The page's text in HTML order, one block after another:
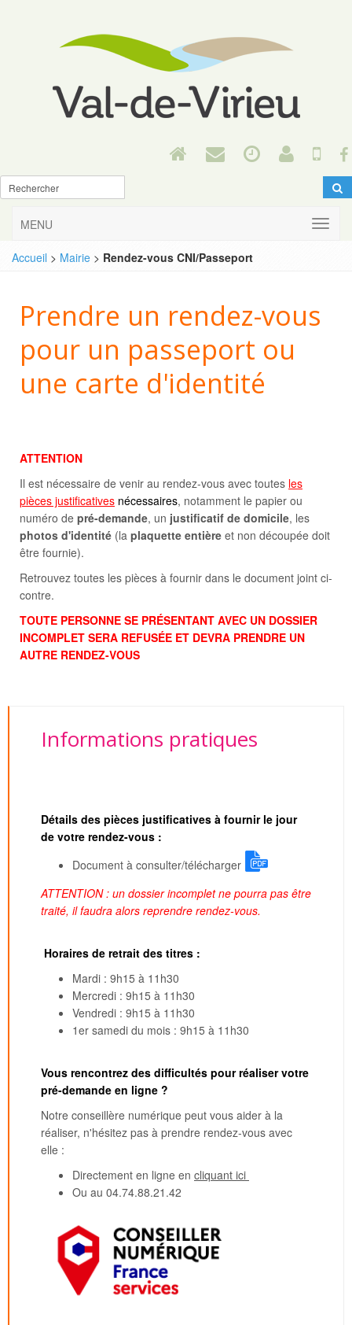
MENU
Accueil > Mairie > Rendez-vous CNI/Passeport
Prendre un rendez-vous
pour un passeport ou
une carte d'identité
ATTENTION
Il est nécessaire de venir au rendez-vous avec toutes les
pièces justificatives nécessaires, notamment le papier ou
numéro de pré-demande, un justificatif de domicile, les
photos d'identité (la plaquette entière et non découpée doit
être fournie).
Retrouvez toutes les pièces à fournir dans le document joint ci-
contre.
TOUTE PERSONNE SE PRÉSENTANT AVEC UN DOSSIER
INCOMPLET SERA REFUSÉE ET DEVRA PRENDRE UN
AUTRE RENDEZ-VOUS
Informations pratiques
Détails des pièces justificatives à fournir le jour
de votre rendez-vous :
Document à consulter/télécharger
ATTENTION : un dossier incomplet ne pourra pas être
traité, il faudra alors reprendre rendez-vous.
Horaires de retrait des titres :
Mardi : 9h15 à 11h30
Mercredi : 9h15 à 11h30
Vendredi : 9h15 à 11h30
1er samedi du mois : 9h15 à 11h30
Vous rencontrez des difficultés pour réaliser votre
pré-demande en ligne ?
Notre conseillère numérique peut vous aider à la
réaliser, n'hésitez pas à prendre rendez-vous avec
elle :
Directement en ligne en cliquant ici
Ou au 04.74.88.21.42